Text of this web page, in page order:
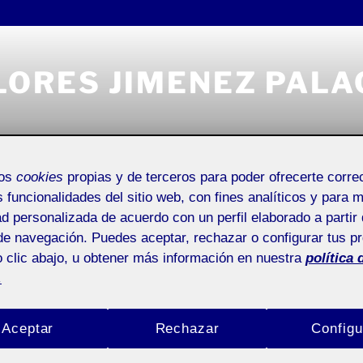
JIMENEZ
Universitat Oberta de Catalunya Entrada de incidencias o
cookies propias y de terceros para poder ofrecerte
funcionalidades del sitio web, con fines analíticos y para
personalizada de acuerdo con un perfil elaborado a partir
navegación. Puedes aceptar, rechazar o configurar tus
clic abajo, u obtener más información en nuestra política
Rechazar
Aceptar